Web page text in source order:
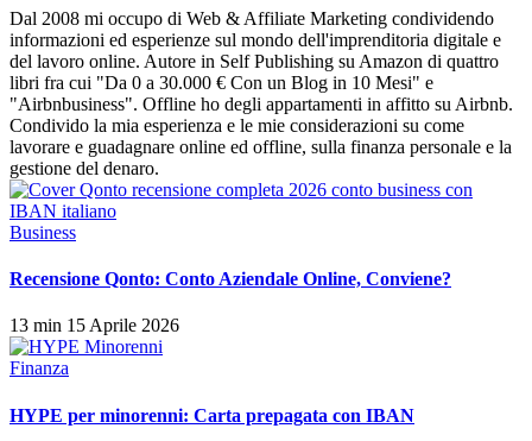
Dal 2008 mi occupo di Web & Affiliate Marketing condividendo
informazioni ed esperienze sul mondo dell'imprenditoria digitale e
del lavoro online. Autore in Self Publishing su Amazon di quattro
libri fra cui "Da 0 a 30.000 € Con un Blog in 10 Mesi" e
"Airbnbusiness". Offline ho degli appartamenti in affitto su Airbnb.
Condivido la mia esperienza e le mie considerazioni su come
lavorare e guadagnare online ed offline, sulla finanza personale e la
gestione del denaro.
Business
Recensione Qonto: Conto Aziendale Online, Conviene?
13 min 15 Aprile 2026
Finanza
HYPE per minorenni: Carta prepagata con IBAN